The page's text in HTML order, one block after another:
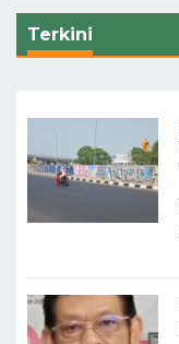
Terkini